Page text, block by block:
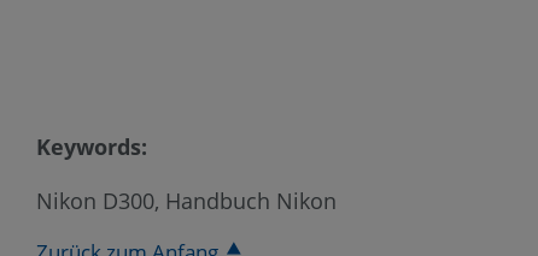
Keywords:
Nikon D300, Handbuch Nikon